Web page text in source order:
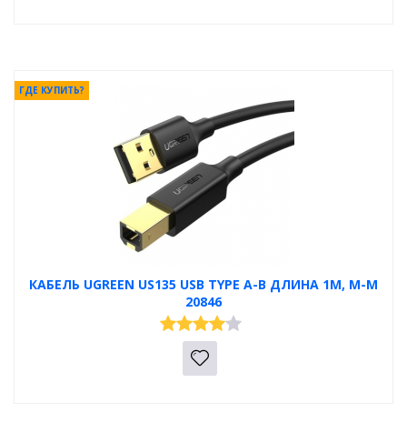
КАБЕЛЬ UGREEN US135 USB TYPE A-B ДЛИНА 1М, M-M
20846
ГДЕ КУПИТЬ?